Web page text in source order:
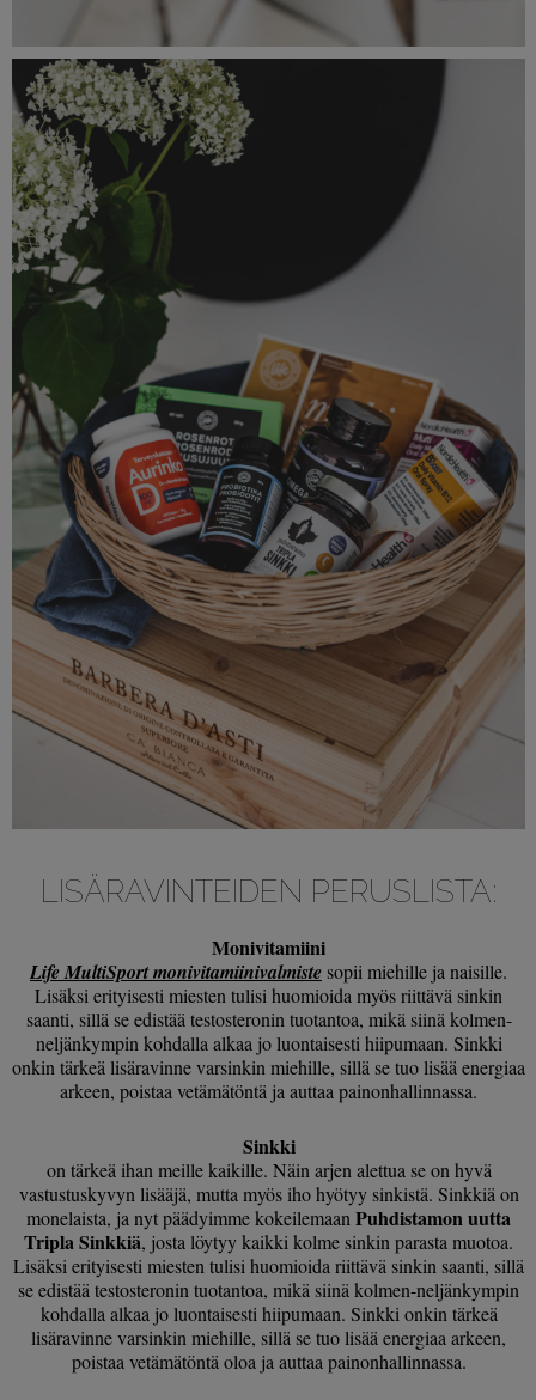
LISÄRAVINTEIDEN PERUSLISTA:
Monivitamiini
Life MultiSport monivitamiinivalmiste sopii miehille ja naisille.
Lisäksi erityisesti miesten tulisi huomioida myös riittävä sinkin
saanti, sillä se edistää testosteronin tuotantoa, mikä siinä kolmen-
neljänkympin kohdalla alkaa jo luontaisesti hiipumaan. Sinkki
onkin tärkeä lisäravinne varsinkin miehille, sillä se tuo lisää energiaa
arkeen, poistaa vetämätöntä ja auttaa painonhallinnassa.
Sinkki
on tärkeä ihan meille kaikille. Näin arjen alettua se on hyvä
vastustuskyvyn lisääjä, mutta myös iho hyötyy sinkistä. Sinkkiä on
monelaista, ja nyt päädyimme kokeilemaanPuhdistamon uutta
Tripla Sinkkiä, josta löytyy kaikki kolme sinkin parasta muotoa.
Lisäksi erityisesti miesten tulisi huomioida riittävä sinkin saanti, sillä
se edistää testosteronin tuotantoa, mikä siinä kolmen-neljänkympin
kohdalla alkaa jo luontaisesti hiipumaan. Sinkki onkin tärkeä
lisäravinne varsinkin miehille, sillä se tuo lisää energiaa arkeen,
poistaa vetämätöntä oloa ja auttaa painonhallinnassa.